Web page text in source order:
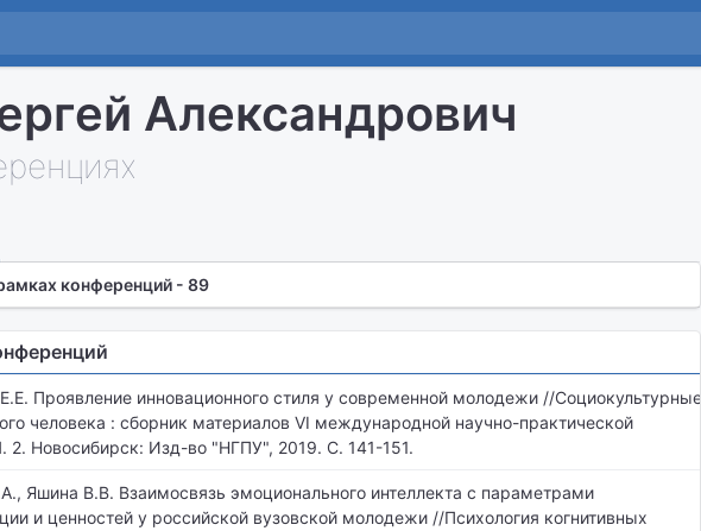
Александрович
конференций - 89
Проявление инновационного стиля у современной молодежи //Социокультурные
человека : сборник материалов VI международной научно-практической
2. Новосибирск: Изд-во "НГПУ", 2019. С. 141-151.
Яшина В.В. Взаимосвязь эмоционального интеллекта с параметрами
и ценностей у российской вузовской молодежи //Психология когнитивных